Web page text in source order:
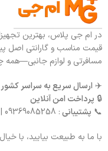
در ام جی پلاس، بهترین
قیمت مناسب و گارانتی اصل
مسافرتی و لوازم
✈️ ارسال سریع به سراسر کشور
🔒 پرداخت امن آنلاین
📞 پشتیبانی: 09369085258 | 09393198490
با ما به طبیعت بیایید، با